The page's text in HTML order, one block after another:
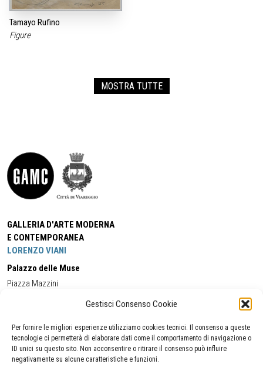
Gestisci Consenso Cookie
Per fornire le migliori esperienze utilizziamo cookies tecnici. Il consenso a queste
tecnologie ci permetterà di elaborare dati come il comportamento di navigazione o
ID unici su questo sito. Non acconsentire o ritirare il consenso può influire
negativamente su alcune caratteristiche e funzioni.
Tamayo Rufino
Figure
MOSTRA TUTTE
GALLERIA D'ARTE MODERNA
E CONTEMPORANEA
LORENZO VIANI
Palazzo delle Muse
Piazza Mazzini
Cell:+39 338 5714978 (orario apertura Galleria)
Tel:
+39 0584 944580
(orario 09.00/13.00)
Email:gamc@comune.viareggio.lu.it